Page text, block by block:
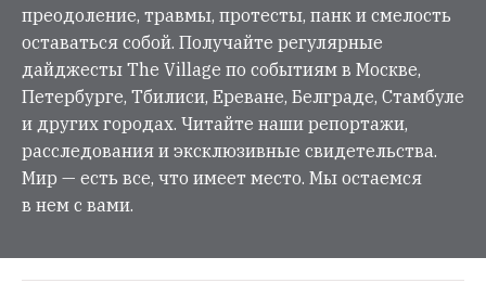
преодоление, травмы, протесты, панк и смелость
оставаться собой. Получайте регулярные
дайджесты The Village по событиям в Москве,
Петербурге, Тбилиси, Ереване, Белграде, Стамбуле
и других городах. Читайте наши репортажи,
расследования и эксклюзивные свидетельства.
Мир — есть все, что имеет место. Мы остаемся
в нем с вами.